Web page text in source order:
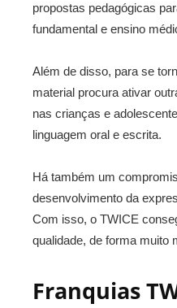
propostas pedagógicas
fundamental e ensino
Além de disso, para se
material procura ativar
nas crianças e
linguagem oral e escrita.
Há também um
desenvolvimento da
Com isso, o TWICE
qualidade, de forma muito
Franquias